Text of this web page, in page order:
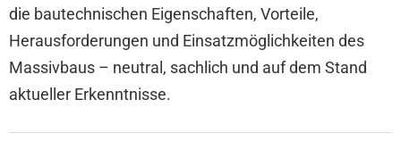
die bautechnischen Eigenschaften, Vorteile,
Herausforderungen und Einsatzmöglichkeiten des
Massivbaus – neutral, sachlich und auf dem Stand
aktueller Erkenntnisse.